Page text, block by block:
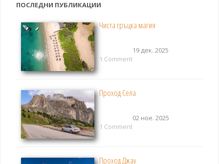
ПОСЛЕДНИ ПУБЛИКАЦИИ
Чиста гръцка магия
19 дек. 2025
1 Comment
Проход Села
02 ное. 2025
1 Comment
Проход Джау